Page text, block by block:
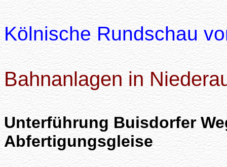
Kölnische Rundschau
Bahnanlagen in
Unterführung Buisdorfer
Abfertigungsgleise